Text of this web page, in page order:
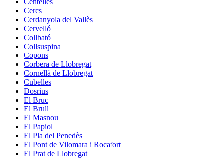
Cercs
Cerdanyola del Vallès
Cervelló
Collbató
Collsuspina
Copons
Corbera de Llobregat
Cornellà de Llobregat
Cubelles
Dosrius
El Bruc
El Brull
El Masnou
El Papiol
El Pla del Penedès
El Pont de Vilomara i Rocafort
El Prat de Llobregat